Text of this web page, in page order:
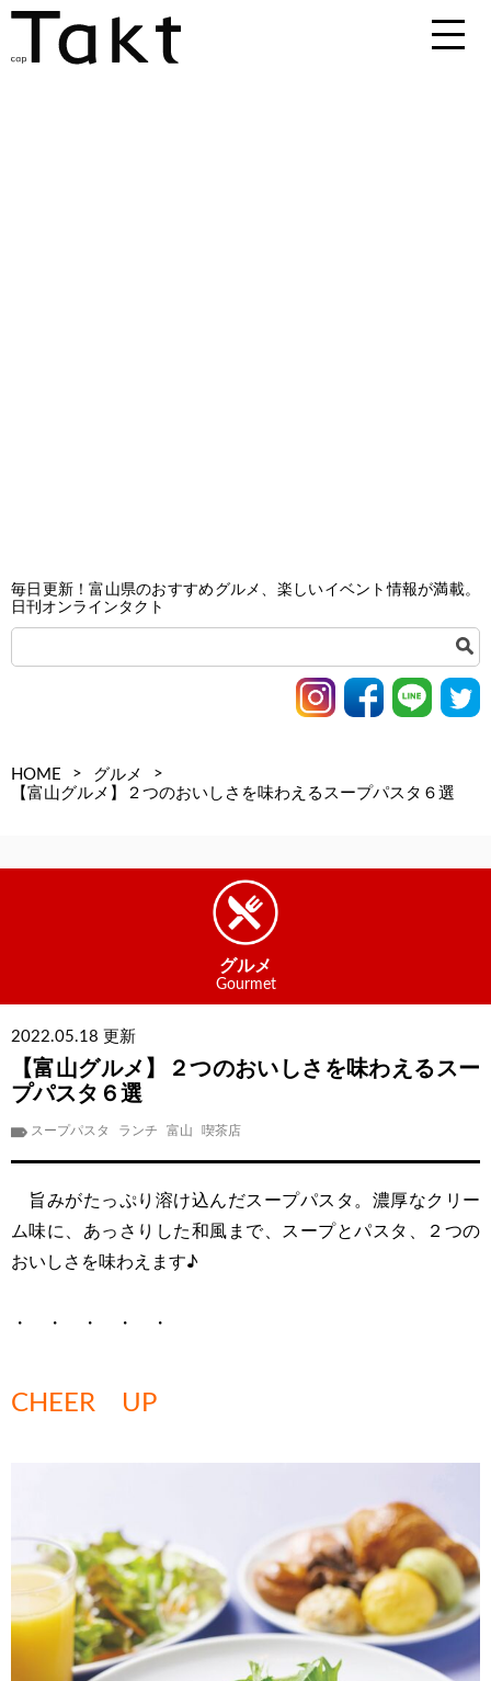
毎日更新！富山県のおすすめグルメ、楽しいイベント情報が満載。
日刊オンラインタクト
HOME > グルメ
>
【富山グルメ】２つのおいしさを味わえるスープパスタ６選
グルメ
Gourmet
2022.05.18 更新
【富山グルメ】２つのおいしさを味わえるスー
プパスタ６選
スープパスタ ランチ 富山 喫茶店
旨みがたっぷり溶け込んだスープパスタ。濃厚なクリー
ム味に、あっさりした和風まで、スープとパスタ、２つの
おいしさを味わえます♪
・ ・ ・ ・ ・
CHEER UP